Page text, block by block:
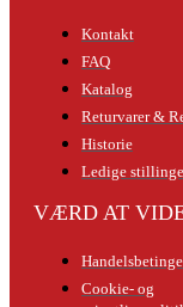
Kontakt
FAQ
Katalog
Returvarer &
Historie
Ledige
VÆRD AT
Cookie- og